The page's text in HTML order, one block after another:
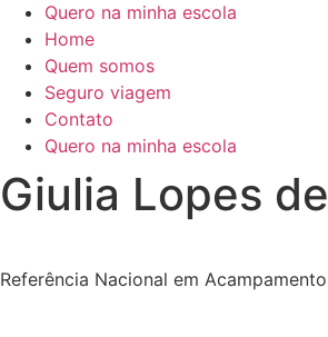
Quero na minha escola
Home
Quem somos
Seguro viagem
Contato
Quero na minha escola
Giulia Lopes
Referência Nacional em